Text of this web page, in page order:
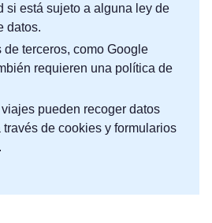
si está sujeto a alguna ley de
datos.
de terceros, como Google
requieren una política de
pueden recoger datos
través de cookies y formularios